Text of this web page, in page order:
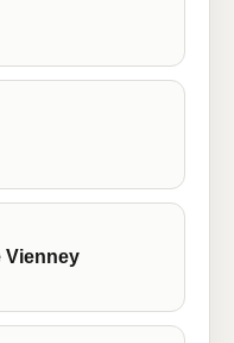
Vienney